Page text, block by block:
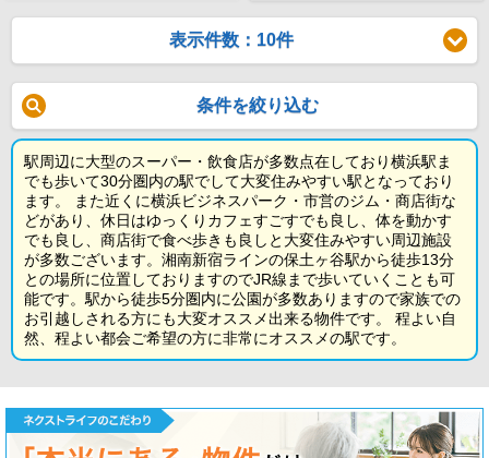
表示件数：10件
条件を絞り込む
駅周辺に大型のスーパー・飲食店が多数点在しており横浜駅ま
でも歩いて30分圏内の駅でして大変住みやすい駅となっており
ます。 また近くに横浜ビジネスパーク・市営のジム・商店街な
どがあり、休日はゆっくりカフェすごすでも良し、体を動かす
でも良し、商店街で食べ歩きも良しと大変住みやすい周辺施設
が多数ございます。湘南新宿ラインの保土ヶ谷駅から徒歩13分
との場所に位置しておりますのでJR線まで歩いていくことも可
能です。駅から徒歩5分圏内に公園が多数ありますので家族での
お引越しされる方にも大変オススメ出来る物件です。 程よい自
然、程よい都会ご希望の方に非常にオススメの駅です。